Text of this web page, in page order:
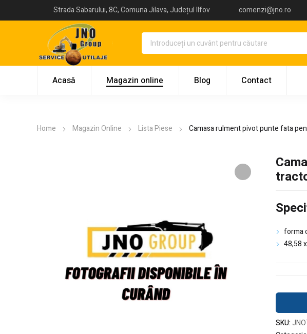
Strada Sabarului, 8C, Comuna Jilava, Județul Ilfov comenzi@jno.ro
Acasă Magazin online Blog Contact
Home Magazin Online Lista Piese Camasa rulment pivot punte fata
forma
48,58
SKU: